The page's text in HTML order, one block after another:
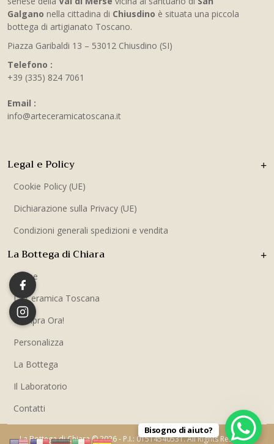
Galgano nella cittadina di Chiusdino è situata una piccola
bottega di artigianato Toscano.
Piazza Garibaldi 13 – 53012 Chiusdino (SI)
Telefono :
+39 (335) 824 7061
Email :
info@arteceramicatoscana.it
La Bottega di Chiara
Home
La Ceramica Toscana
Compra Ora!
Personalizza
La Bottega
Il Laboratorio
Contatti
Legal e Policy
Cookie Policy (UE)
Dichiarazione sulla Privacy (UE)
Condizioni generali spedizioni e vendita
La Bottega di Chiara © 2026 - P.I.: 01514540531. All Rights Reserved.
Bisogno di aiuto?